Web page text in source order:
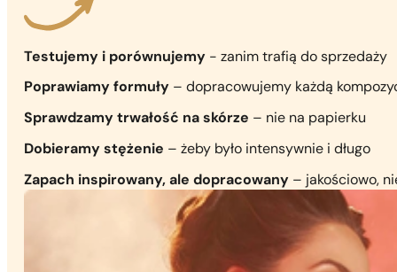
Testujemy i porównujemy - zanim trafią do sprzedaży
Poprawiamy formuły – dopracowujemy każdą
Sprawdzamy trwałość na skórze – nie na papierku
Dobieramy stężenie – żeby było intensywnie i długo
Zapach inspirowany, ale dopracowany – jakościowo,